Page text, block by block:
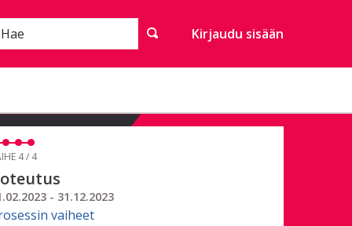
Hae Kirjaudu sisään
4 / 4
- 31.12.2023
vaiheet